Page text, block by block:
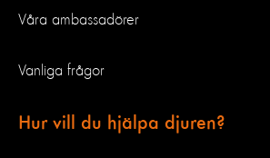
Våra ambassadörer
Vanliga frågor
Hur vill du hjälpa djuren?